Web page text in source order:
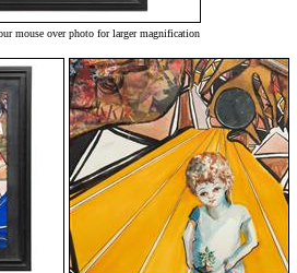
mouse over photo for larger magnification